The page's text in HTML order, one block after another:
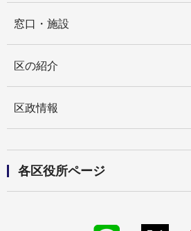
窓口・施設
区の紹介
区政情報
各区役所ページ